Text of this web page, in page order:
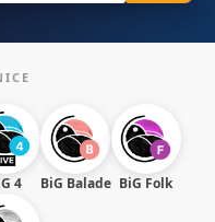
4 BiG Balade BiG Folk